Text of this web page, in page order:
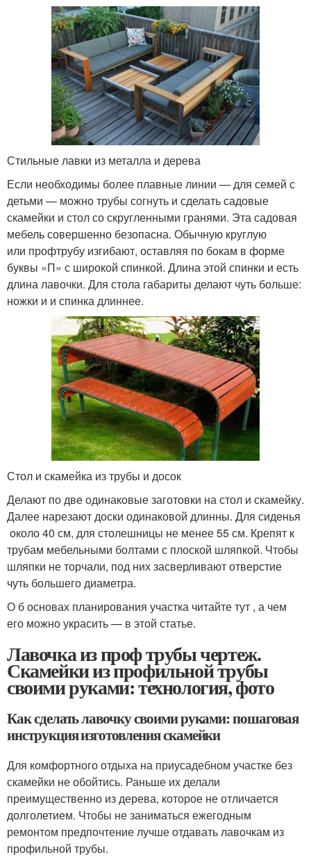
Стильные лавки из металла и дерева
Если необходимы более плавные линии — для семей с
детьми — можно трубы согнуть и сделать садовые
скамейки и стол со скругленными гранями. Эта садовая
мебель совершенно безопасна. Обычную круглую
или профтрубу изгибают, оставляя по бокам в форме
буквы «П» с широкой спинкой. Длина этой спинки и есть
длина лавочки. Для стола габариты делают чуть больше:
ножки и и спинка длиннее.
Стол и скамейка из трубы и досок
Делают по две одинаковые заготовки на стол и скамейку.
Далее нарезают доски одинаковой длинны. Для сиденья
около 40 см, для столешницы не менее 55 см. Крепят к
трубам мебельными болтами с плоской шляпкой. Чтобы
шляпки не торчали, под них засверливают отверстие
чуть большего диаметра.
О б основах планирования участка читайте тут , а чем
его можно украсить — в этой статье.
Лавочка из проф трубы чертеж.
Скамейки из профильной трубы
своими руками: технология, фото
Как сделать лавочку своими руками: пошаговая
инструкция изготовления скамейки
Для комфортного отдыха на приусадебном участке без
скамейки не обойтись. Раньше их делали
преимущественно из дерева, которое не отличается
долголетием. Чтобы не заниматься ежегодным
ремонтом предпочтение лучше отдавать лавочкам из
профильной трубы.